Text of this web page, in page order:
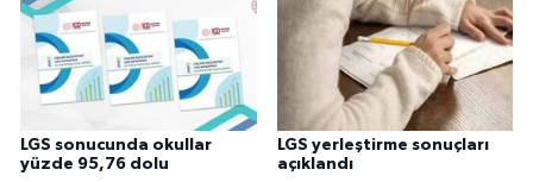
LGS sonucunda okullar
yüzde 95,76 dolu
LGS yerleştirme sonuçları
açıklandı